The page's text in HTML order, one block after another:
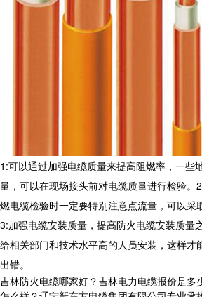
1:可以通过加强电缆质量来提高阻燃率，一些
量，可以在现场接头前对电缆质量进行检验。
燃电缆检验时一定要特别注意点流量，可以采
3:加强电缆安装质量，提高防火电缆安装质量
给相关部门和技术水平高的人员安装，这样才
出错。
吉林防火电缆哪家好？吉林电力电缆报价是多